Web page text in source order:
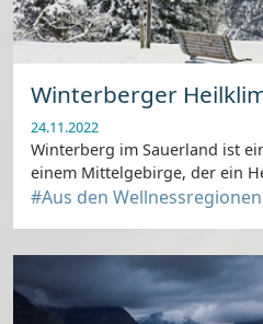
Winterberger
24.11.2022
Winterberg im Sauerland ist
einem Mittelgebirge, der ein
#Aus den Wellnessregionen